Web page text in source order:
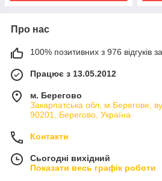
Про нас
100% позитивних з 976 відгуків
Працює з 13.05.2012
м. Берегово
Закарпатська обл, м.Берегове,
90201, Берегово, Україна
Контакти
Сьогодні вихідний
Показати весь графік роботи